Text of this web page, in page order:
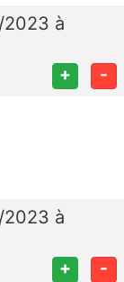
à
+ -
à
+ -